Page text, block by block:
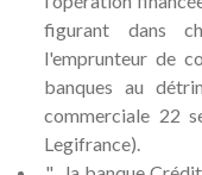
figurant dans
l'emprunteur de
banques au
commerciale 22
Legifrance).